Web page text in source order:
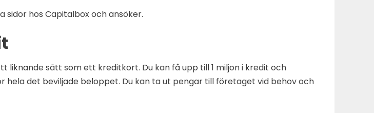
sidor hos Capitalbox och ansöker.
sätt som ett kreditkort. Du kan få upp till 1 miljon i kredit och
det beviljade beloppet. Du kan ta ut pengar till företaget vid behov och